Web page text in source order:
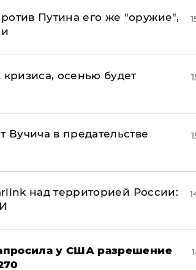
Путина его же "оружие",
осенью будет
Вучича в предательстве
над территорией России:
у США разрешение